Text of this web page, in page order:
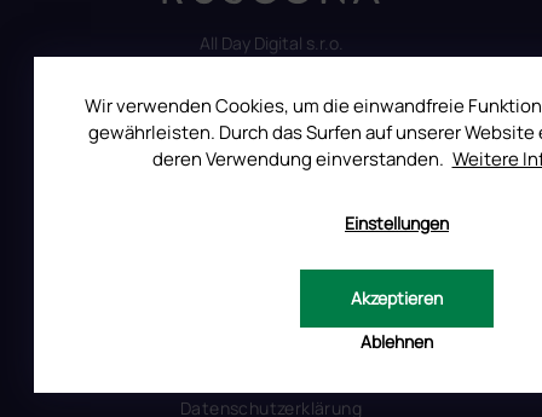
Wir verwenden Cookies, um die einwandfreie
gewährleisten. Durch das Surfen auf unserer Website
deren Verwendung einverstanden. Weitere
Einstellungen
Ablehnen
Akzeptieren
All Day Digital s.r.o.
Tschechische Republik
ALLES ÜBER DEN EINKAUF
Reklamation
Datenschutzerklärung